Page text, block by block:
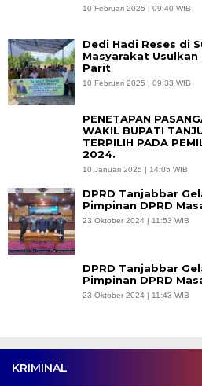
10 Februari 2025 | 09:40 WIB
Dedi Hadi Reses di
Masyarakat
Parit
10 Februari 2025 | 09:33 WIB
PENETAPAN
WAKIL BUPATI
TERPILIH PADA
2024.
10 Januari 2025 | 14:05 WIB
DPRD Tanjabbar
Pimpinan DPRD
23 Oktober 2024 | 11:53 WIB
DPRD Tanjabbar
Pimpinan DPRD
23 Oktober 2024 | 11:43 WIB
KRIMINAL